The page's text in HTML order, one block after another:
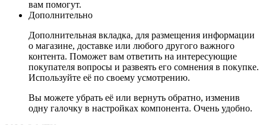
вам помогут.
Дополнительно
Дополнительная вкладка, для размещения информации
о магазине, доставке или любого другого важного
контента. Поможет вам ответить на интересующие
покупателя вопросы и развеять его сомнения в покупке.
Используйте её по своему усмотрению.
Вы можете убрать её или вернуть обратно, изменив
одну галочку в настройках компонента. Очень удобно.